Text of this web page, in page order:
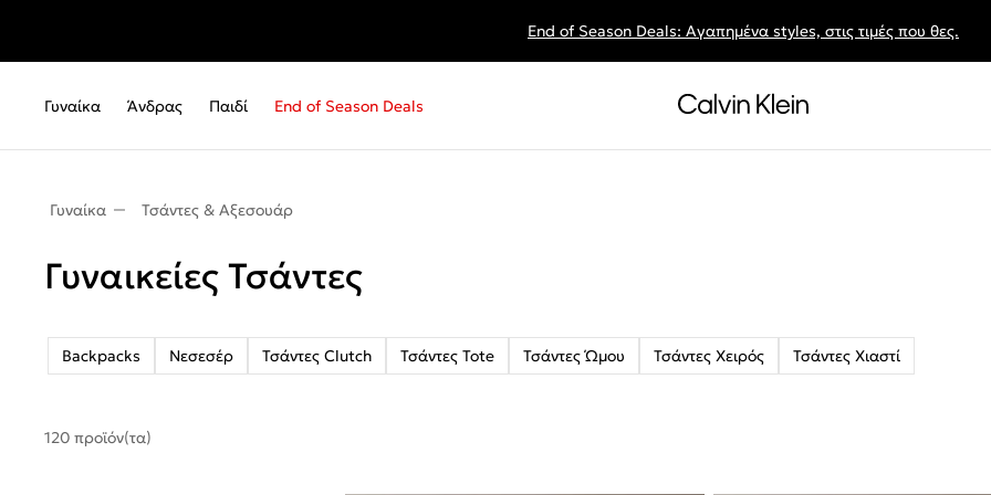
End of Season Deals: Αγαπημένα styles, στις τιμές που θες.
Γυναίκα Άνδρας Παιδί End of Season Deals
Γυναίκα Τσάντες & Αξεσουάρ
Γυναικείες Τσάντες
Backpacks Νεσεσέρ Τσάντες Clutch Τσάντες Tote Τσάντες Ώμου Τσάντες Χειρός Τσάντες Χιαστί
120 προϊόν(τα)